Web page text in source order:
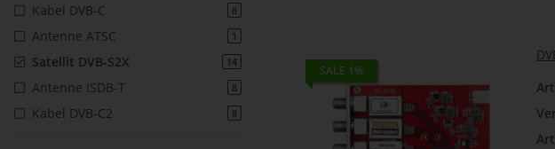
SALE 1%
Kabel DVB-C 8
Antenne ATSC 1
Satellit DVB-S2X 14
Antenne ISDB-T 8
Kabel DVB-C2 8